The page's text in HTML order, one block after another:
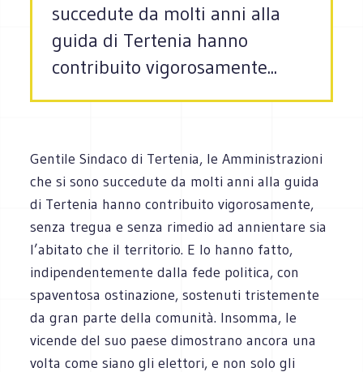
succedute da molti anni alla
guida di Tertenia hanno
contribuito vigorosamente...
Gentile Sindaco di Tertenia, le Amministrazioni
che si sono succedute da molti anni alla guida
di Tertenia hanno contribuito vigorosamente,
senza tregua e senza rimedio ad annientare sia
l’abitato che il territorio. E lo hanno fatto,
indipendentemente dalla fede politica, con
spaventosa ostinazione, sostenuti tristemente
da gran parte della comunità. Insomma, le
vicende del suo paese dimostrano ancora una
volta come siano gli elettori, e non solo gli